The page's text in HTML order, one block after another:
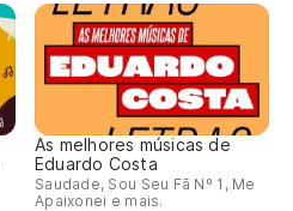
As melhores músicas de
Eduardo Costa
Saudade, Sou Seu Fã Nº 1, Me
Apaixonei e mais.